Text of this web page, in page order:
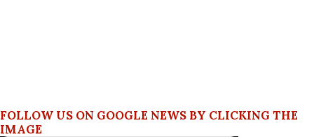
FOLLOW US ON GOOGLE NEWS BY CLICKING THE
IMAGE